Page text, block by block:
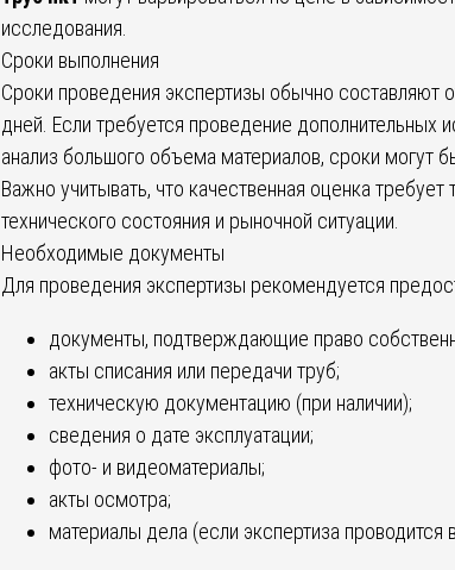
исследования.
Сроки выполнения
Сроки проведения экспертизы обычно составляют
дней. Если требуется проведение дополнительных
анализ большого объема материалов, сроки могут
Важно учитывать, что качественная оценка требует
технического состояния и рыночной ситуации.
Необходимые документы
Для проведения экспертизы рекомендуется
документы, подтверждающие право
акты списания или передачи труб;
техническую документацию (при наличии);
сведения о дате эксплуатации;
фото- и видеоматериалы;
акты осмотра;
материалы дела (если экспертиза проводится